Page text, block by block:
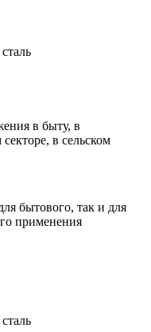
в быту, в
в сельском
бытового, так и для
применения